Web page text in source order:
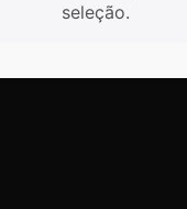
seleção.